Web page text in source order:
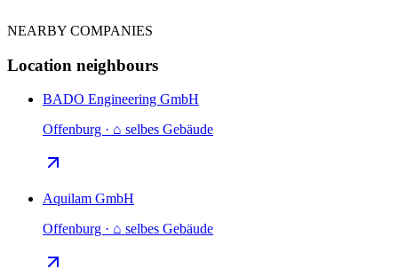
NEARBY COMPANIES
Location neighbours
BADO Engineering GmbH
Offenburg · ⌂ selbes Gebäude
Aquilam GmbH
Offenburg · ⌂ selbes Gebäude